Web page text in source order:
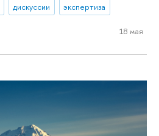
дискуссии экспертиза
18 мая